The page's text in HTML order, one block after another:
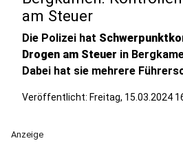
am Steuer
Die Polizei hat
Drogen am Steuer in
Dabei hat sie mehrere
Veröffentlicht: Freitag, 15.03.2024
Anzeige